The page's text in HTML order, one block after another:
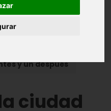
Vídeos
y un después
ciudad